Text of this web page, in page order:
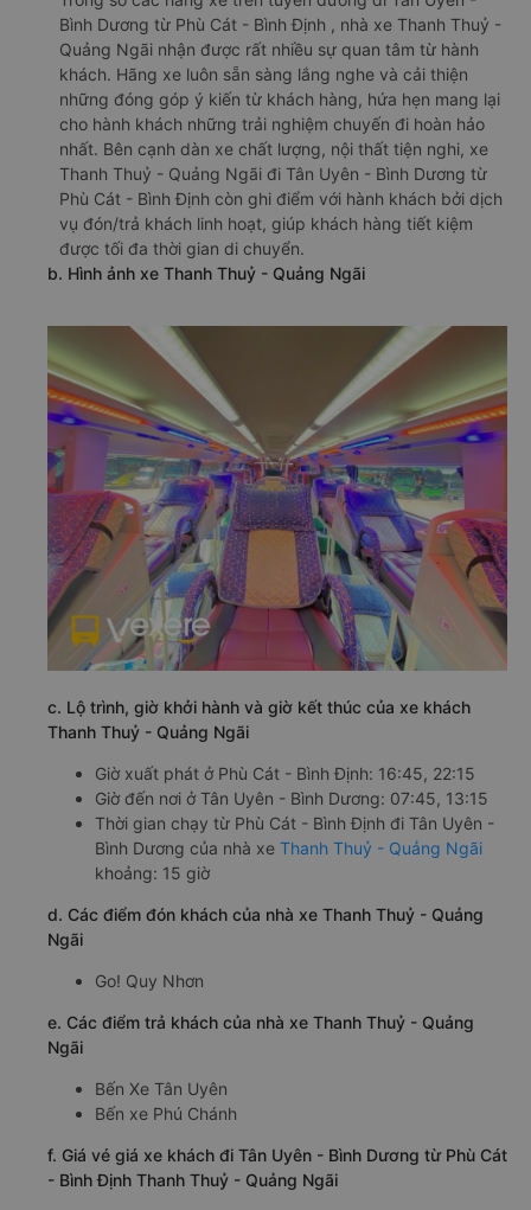
Bình Dương từ Phù Cát - Bình Định , nhà xe Thanh Thuỷ -
Quảng Ngãi nhận được rất nhiều sự quan tâm từ hành
khách. Hãng xe luôn sẵn sàng lắng nghe và cải thiện
những đóng góp ý kiến từ khách hàng, hứa hẹn mang lại
cho hành khách những trải nghiệm chuyến đi hoàn hảo
nhất. Bên cạnh dàn xe chất lượng, nội thất tiện nghi, xe
Thanh Thuỷ - Quảng Ngãi đi Tân Uyên - Bình Dương từ
Phù Cát - Bình Định còn ghi điểm với hành khách bởi dịch
vụ đón/trả khách linh hoạt, giúp khách hàng tiết kiệm
được tối đa thời gian di chuyển.
b. Hình ảnh xe Thanh Thuỷ - Quảng Ngãi
c. Lộ trình, giờ khởi hành và giờ kết thúc của xe khách
Thanh Thuỷ - Quảng Ngãi
Giờ xuất phát ở Phù Cát - Bình Định: 16:45, 22:15
Giờ đến nơi ở Tân Uyên - Bình Dương: 07:45, 13:15
Thời gian chạy từ Phù Cát - Bình Định đi Tân Uyên -
Bình Dương của nhà xe Thanh Thuỷ - Quảng Ngãi
khoảng: 15 giờ
d. Các điểm đón khách của nhà xe Thanh Thuỷ - Quảng
Ngãi
Go! Quy Nhơn
e. Các điểm trả khách của nhà xe Thanh Thuỷ - Quảng
Ngãi
Bến Xe Tân Uyên
Bến xe Phú Chánh
f. Giá vé giá xe khách đi Tân Uyên - Bình Dương từ Phù Cát
- Bình Định Thanh Thuỷ - Quảng Ngãi